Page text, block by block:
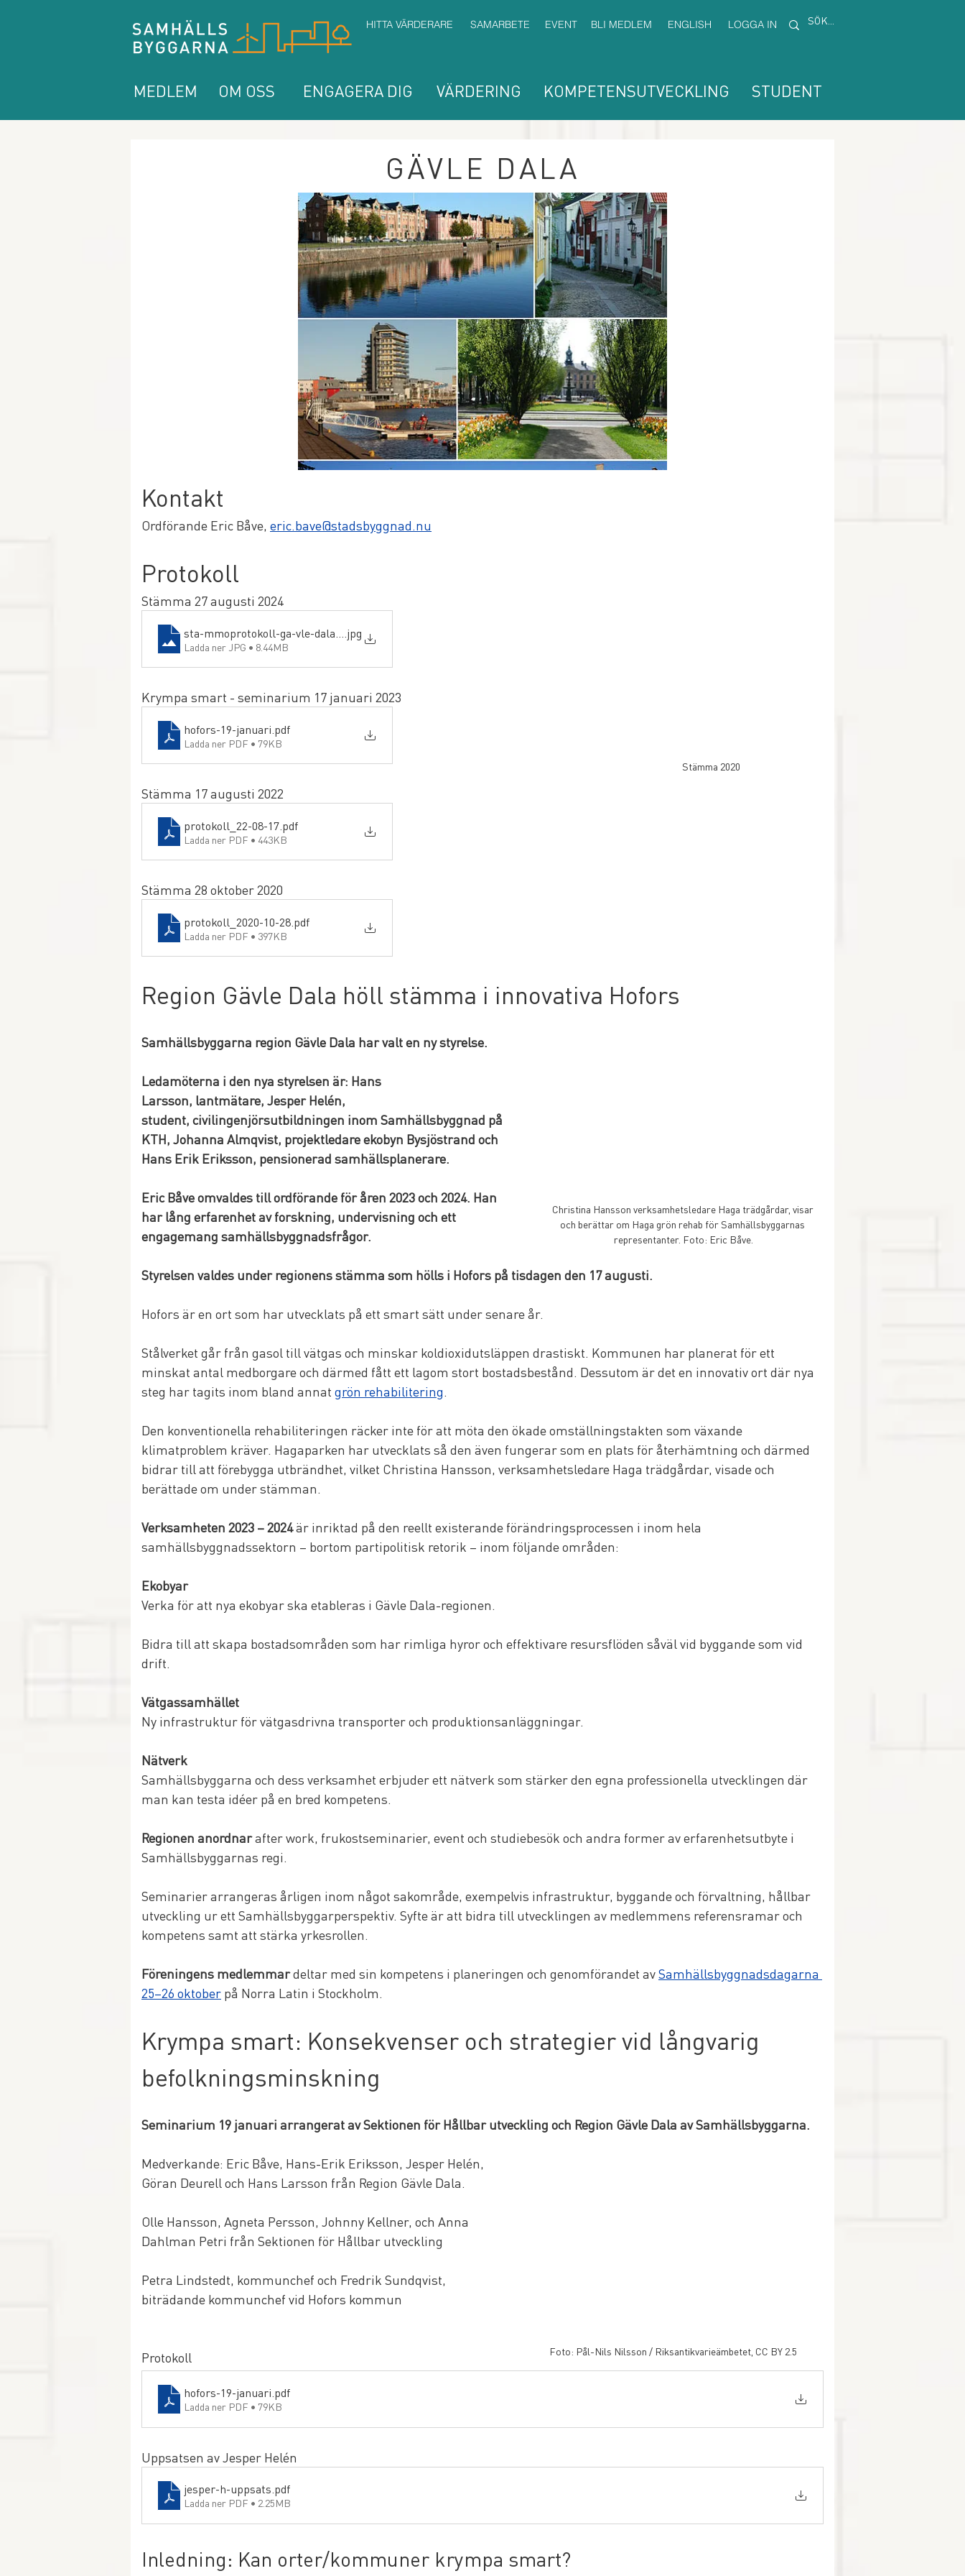
HITTA VÄRDERARE SAMARBETE EVENT BLI MEDLEM ENGLISH LOGGA IN
STUDENT
KOMPETENSUTVECKLING
VÄRDERING
ENGAGERA DIG
OM OSS
MEDLEM
GÄVLE DALA
Kontakt
Ordförande Eric Båve, eric.bave@stadsbyggnad.nu
Protokoll
Stämma 27 augusti 2024
Stämma 2020
sta-mmoprotokoll-ga-vle-dala-27-aug-2024
.jpg
Ladda ner JPG • 8.44MB
Krympa smart - seminarium 17 januari 2023
hofors-19-januari .pdf
Ladda ner PDF • 79KB
Stämma 17 augusti 2022
protokoll_22-08-17 .pdf
Ladda ner PDF • 443KB
Stämma 28 oktober 2020
protokoll_2020-10-28 .pdf
Ladda ner PDF • 397KB
Region Gävle Dala höll stämma i innovativa Hofors
Christina Hansson verksamhetsledare Haga trädgårdar, visar
och berättar om Haga grön rehab för Samhällsbyggarnas
representanter. Foto: Eric Båve.
Samhällsbyggarna region Gävle Dala har valt en ny styrelse.
Ledamöterna i den nya styrelsen är: Hans
Larsson, lantmätare, Jesper Helén,
student, civilingenjörsutbildningen inom Samhällsbyggnad på
KTH, Johanna Almqvist, projektledare ekobyn Bysjöstrand och
Hans Erik Eriksson, pensionerad samhällsplanerare.
Eric Båve omvaldes till ordförande för åren 2023 och 2024. Han
har lång erfarenhet av forskning, undervisning och ett
engagemang samhällsbyggnadsfrågor.
Styrelsen valdes under regionens stämma som hölls i Hofors på tisdagen den 17 augusti.
Hofors är en ort som har utvecklats på ett smart sätt under senare år.
Stålverket går från gasol till vätgas och minskar koldioxidutsläppen drastiskt. Kommunen har planerat för ett
minskat antal medborgare och därmed fått ett lagom stort bostadsbestånd. Dessutom är det en innovativ ort där nya
steg har tagits inom bland annat grön rehabilitering.
Den konventionella rehabiliteringen räcker inte för att möta den ökade omställningstakten som växande
klimatproblem kräver. Hagaparken har utvecklats så den även fungerar som en plats för återhämtning och därmed
bidrar till att förebygga utbrändhet, vilket Christina Hansson, verksamhetsledare Haga trädgårdar, visade och
berättade om under stämman.
Verksamheten 2023 – 2024 är inriktad på den reellt existerande förändringsprocessen i inom hela
samhällsbyggnadssektorn – bortom partipolitisk retorik – inom följande områden:
Ekobyar
Verka för att nya ekobyar ska etableras i Gävle Dala-regionen.
Bidra till att skapa bostadsområden som har rimliga hyror och effektivare resursflöden såväl vid byggande som vid
drift.
Vätgassamhället
Ny infrastruktur för vätgasdrivna transporter och produktionsanläggningar.
Nätverk
Samhällsbyggarna och dess verksamhet erbjuder ett nätverk som stärker den egna professionella utvecklingen där
man kan testa idéer på en bred kompetens.
Regionen anordnar after work, frukostseminarier, event och studiebesök och andra former av erfarenhetsutbyte i
Samhällsbyggarnas regi.
Seminarier arrangeras årligen inom något sakområde, exempelvis infrastruktur, byggande och förvaltning, hållbar
utveckling ur ett Samhällsbyggarperspektiv. Syfte är att bidra till utvecklingen av medlemmens referensramar och
kompetens samt att stärka yrkesrollen.
Föreningens medlemmar deltar med sin kompetens i planeringen och genomförandet av Samhällsbyggnadsdagarna
25–26 oktober på Norra Latin i Stockholm.
Krympa smart: Konsekvenser och strategier vid långvarig
befolkningsminskning
Seminarium 19 januari arrangerat av Sektionen för Hållbar utveckling och Region Gävle Dala av Samhällsbyggarna.
Foto: Pål-Nils Nilsson / Riksantikvarieämbetet, CC BY 2.5
Medverkande: Eric Båve, Hans-Erik Eriksson, Jesper Helén,
Göran Deurell och Hans Larsson från Region Gävle Dala.
Olle Hansson, Agneta Persson, Johnny Kellner, och Anna
Dahlman Petri från Sektionen för Hållbar utveckling
Petra Lindstedt, kommunchef och Fredrik Sundqvist,
biträdande kommunchef vid Hofors kommun
Protokoll
hofors-19-januari .pdf
Ladda ner PDF • 79KB
Uppsatsen av Jesper Helén
jesper-h-uppsats .pdf
Ladda ner PDF • 2.25MB
Inledning: Kan orter/kommuner krympa smart?